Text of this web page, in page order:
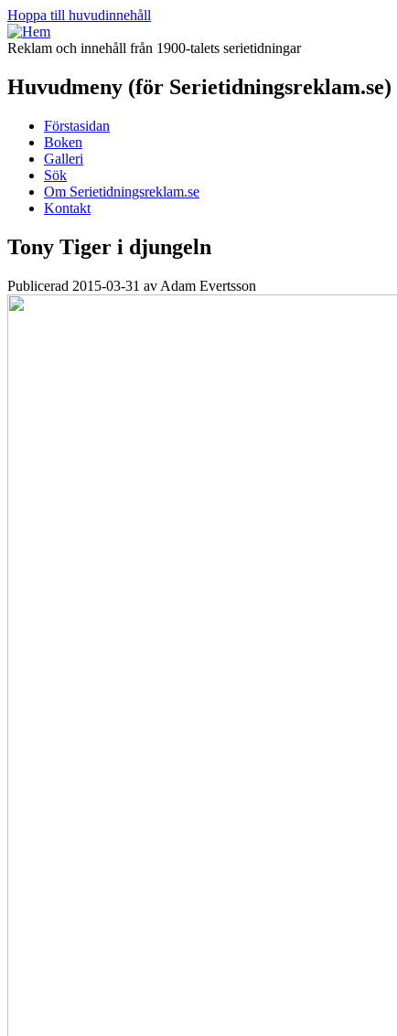
Hoppa till huvudinnehåll
Reklam och innehåll från 1900-talets serietidningar
Huvudmeny (för Serietidningsreklam.se)
Förstasidan
Boken
Galleri
Sök
Om Serietidningsreklam.se
Kontakt
Tony Tiger i djungeln
Publicerad 2015-03-31 av Adam Evertsson